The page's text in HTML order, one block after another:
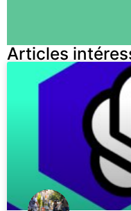
Articles